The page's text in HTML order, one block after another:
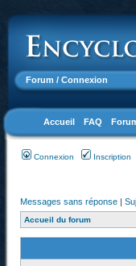
Forum / Connexion
Accueil FAQ
Connexion Inscription
Messages sans réponse |
Accueil du forum